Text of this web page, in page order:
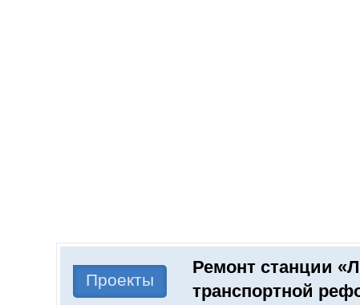
Проекты
Ремонт станции
транспортной